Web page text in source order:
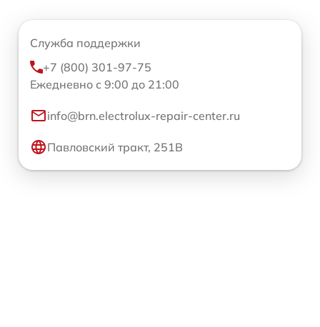
Служба поддержки
+7 (800) 301-97-75
Ежедневно с 9:00 до 21:00
info@brn.electrolux-repair-center.ru
Павловский тракт, 251В